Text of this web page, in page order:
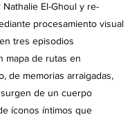
El-Ghoul y re-
procesamiento visual
tres episodios
mapa de rutas en
de memorias arraigadas,
de un cuerpo
íconos íntimos que